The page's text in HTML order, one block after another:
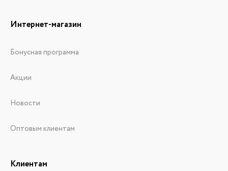
Интернет-магазин
Бонусная программа
Акции
Новости
Оптовым клиентам
Клиентам